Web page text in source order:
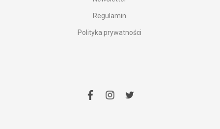
Regulamin
Polityka prywatności
facebook
instagram
twitter